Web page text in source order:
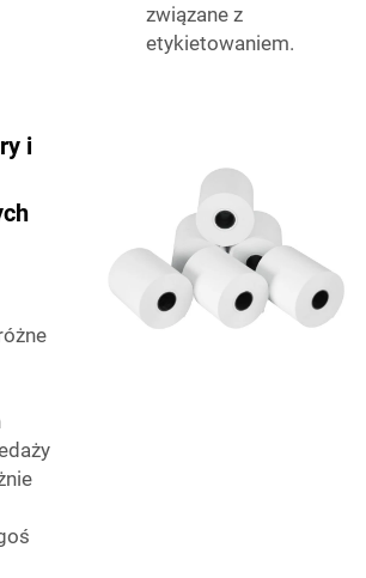
związane z
etykietowaniem.
i